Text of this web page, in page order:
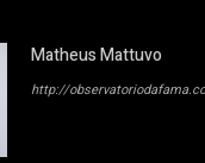
Matheus Mattuvo
http://